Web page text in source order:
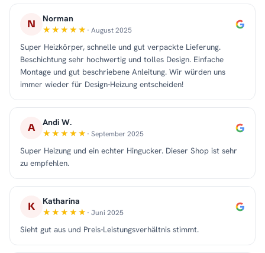
N Norman
· August 2025
Super Heizkörper, schnelle und gut verpackte Lieferung.
Beschichtung sehr hochwertig und tolles Design. Einfache
Montage und gut beschriebene Anleitung. Wir würden uns
immer wieder für Design-Heizung entscheiden!
A Andi W.
· September 2025
Super Heizung und ein echter Hingucker. Dieser Shop ist sehr
zu empfehlen.
K Katharina
· Juni 2025
Sieht gut aus und Preis-Leistungsverhältnis stimmt.